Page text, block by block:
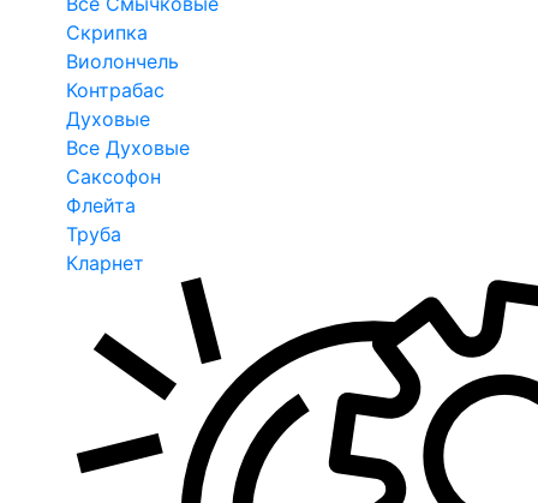
Скрипка
Виолончель
Контрабас
Духовые
Все Духовые
Саксофон
Флейта
Труба
Кларнет